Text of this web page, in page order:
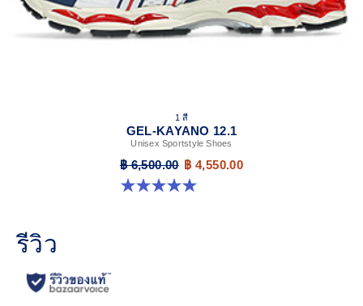
1 สี
GEL-KAYANO 12.1
Unisex Sportstyle Shoes
฿ 6,500.00 ฿ 4,550.00
5.0 จาก 5 ดาว 6 รีวิว